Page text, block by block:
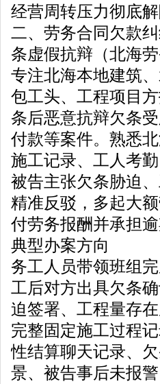
经营周转压力彻底解
二、劳务合同欠款
条虚假抗辩（北海
专注北海本地建筑
包工头、工程项目
条后恶意抗辩欠条
付款等案件。熟悉
施工记录、工人考
被告主张欠条胁迫
精准反驳，多起大
付劳务报酬并承担逾
典型办案方向
务工人员带领班组
工后对方出具欠条
迫签署、工程量存
完整固定施工过程
性结算聊天记录、
景、被告事后未报